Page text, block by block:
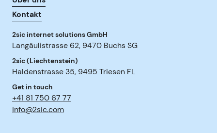
Kontakt
2sic internet solutions GmbH
Langäulistrasse 62, 9470 Buchs SG
2sic (Liechtenstein)
Haldenstrasse 35, 9495 Triesen FL
Get in touch
+41 81 750 67 77
info@2sic.com